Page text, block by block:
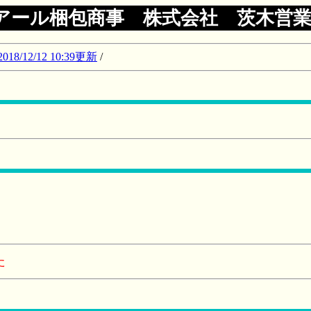
ール梱包商事 株式会社 茨木営
12/12 10:39更新 /